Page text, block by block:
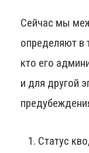
Сейчас мы
определяют в
кто его
и для другой
Статус